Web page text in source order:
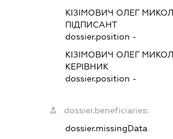
КІЗІМОВИЧ ОЛЕГ
ПІДПИСАНТ
dossier.position -
КІЗІМОВИЧ ОЛЕГ
КЕРІВНИК
dossier.position -
dossier.beneficiaries:
dossier.missingData